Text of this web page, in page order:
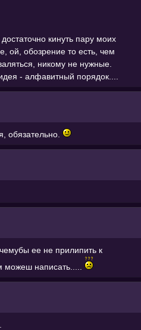
кинуть пару моих
ой, обозрение то есть, чем
никому не нужные.
- алфавитный порядок....
обязательно.
ее не прилипить к
написать.....